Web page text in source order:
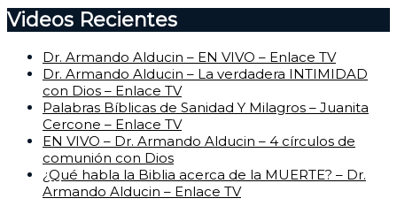
Videos Recientes
Dr. Armando Alducin – EN VIVO – Enlace TV
Dr. Armando Alducin – La verdadera INTIMIDAD
con Dios – Enlace TV
Palabras Bíblicas de Sanidad Y Milagros – Juanita
Cercone – Enlace TV
EN VIVO – Dr. Armando Alducin – 4 círculos de
comunión con Dios
¿Qué habla la Biblia acerca de la MUERTE? – Dr.
Armando Alducin – Enlace TV